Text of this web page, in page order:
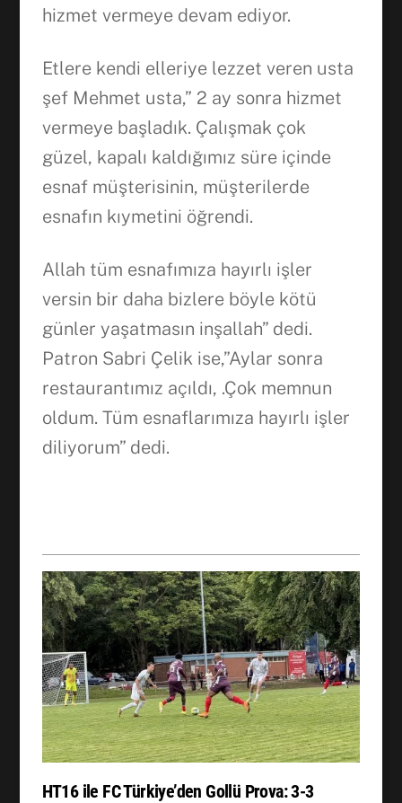
hizmet vermeye devam ediyor.
Etlere kendi elleriye lezzet veren usta
şef Mehmet usta,” 2 ay sonra hizmet
vermeye başladık. Çalışmak çok
güzel, kapalı kaldığımız süre içinde
esnaf müşterisinin, müşterilerde
esnafın kıymetini öğrendi.
Allah tüm esnafımıza hayırlı işler
versin bir daha bizlere böyle kötü
günler yaşatmasın inşallah” dedi.
Patron Sabri Çelik ise,”Aylar sonra
restaurantımız açıldı, .Çok memnun
oldum. Tüm esnaflarımıza hayırlı işler
diliyorum” dedi.
HT16 ile FC Türkiye’den Gollü Prova: 3-3